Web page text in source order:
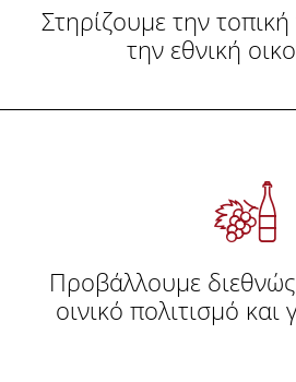
Στηρίζουμε την
την εθνική
Προβάλλουμε διεθνώς
οινικό πολιτισμό και